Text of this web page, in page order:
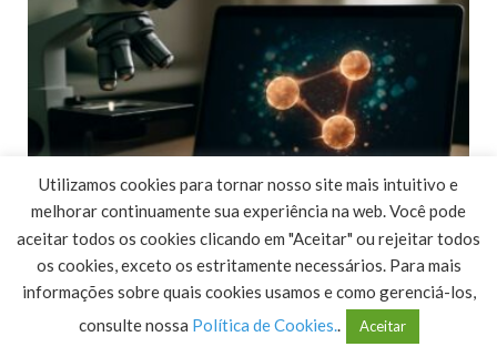
Novo Olhar sobre a Hadronização: Unindo Quarks
à Matéria Cotidiana
26 Julho, 2025
Utilizamos cookies para tornar nosso site mais intuitivo e
melhorar continuamente sua experiência na web. Você pode
aceitar todos os cookies clicando em "Aceitar" ou rejeitar todos
os cookies, exceto os estritamente necessários. Para mais
informações sobre quais cookies usamos e como gerenciá-los,
consulte nossa Política de Cookies.. Aceitar